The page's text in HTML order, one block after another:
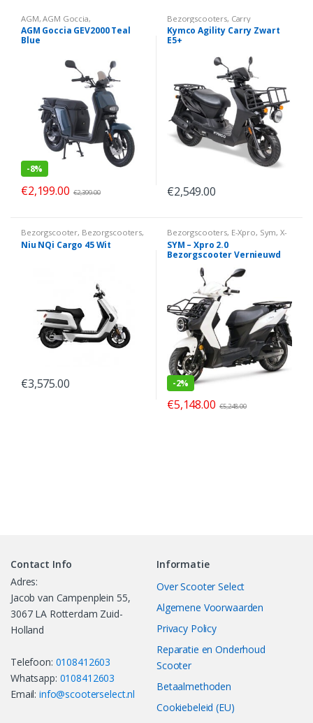
AGM,AGM Goccia,
Bezorgscooters,Elektrisch
GEV2000,Zakelijk
AGM Goccia GEV2000 Teal
Blue
-8%
€2,199.00 €2,399.00
Bezorgscooters, Carry
Kymco Agility Carry Zwart
E5+
€2,549.00
Bezorgscooter, Bezorgscooters,
Elektrisch ,Niu NQi,Zakelijk
Niu NQi Cargo 45 Wit
€3,575.00
Bezorgscooters, E-Xpro, Sym, X-
Pro , Zakelijk
SYM – Xpro 2.0
Bezorgscooter Vernieuwd
-2%
€5,148.00 €5,248.00
Contact Info
Adres:
Jacob van Campenplein 55,
3067 LA Rotterdam Zuid-
Holland
Telefoon: 0108412603
Whatsapp: 0108412603
Email:info@scooterselect.nl
Informatie
Over Scooter Select
Algemene Voorwaarden
Privacy Policy
Reparatie en Onderhoud
Scooter
Betaalmethoden
Cookiebeleid (EU)